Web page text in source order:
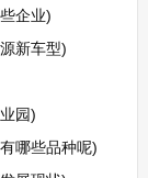
企业)
新车型)
园)
哪些品种呢)